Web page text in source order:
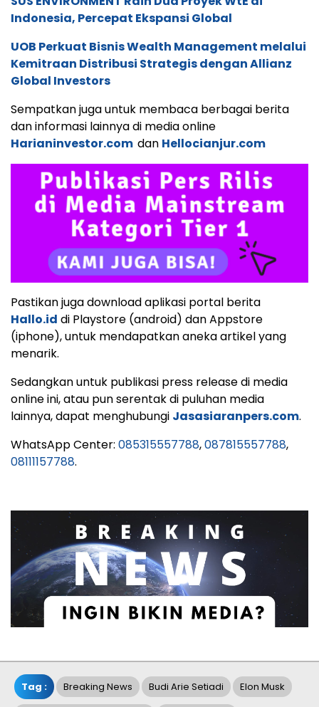
Indonesia, Percepat Ekspansi Global
UOB Perkuat Bisnis Wealth Management melalui
Kemitraan Distribusi Strategis dengan Allianz
Global Investors
Sempatkan juga untuk membaca berbagai berita
dan informasi lainnya di media online
Harianinvestor.com dan Hellocianjur.com
Pastikan juga download aplikasi portal berita
Hallo.id di Playstore (android) dan Appstore
(iphone), untuk mendapatkan aneka artikel yang
menarik.
Sedangkan untuk publikasi press release di media
online ini, atau pun serentak di puluhan media
lainnya, dapat menghubungi Jasasiaranpers.com.
WhatsApp Center: 085315557788,087815557788,
08111157788.
Tag : Breaking News Budi Arie Setiadi Elon Musk